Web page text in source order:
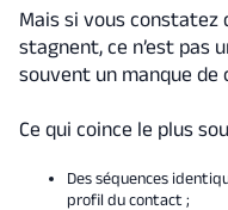
Mais si vous constatez
stagnent, ce n’est pas
souvent un manque
Ce qui coince le plus
Des séquences
profil du contact ;